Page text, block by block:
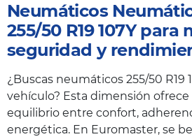
Neumáticos
255/50 R19 107Y para
seguridad y
¿Buscas neumáticos 255/50 R19
vehículo? Esta dimensión
equilibrio entre confort,
energética. En Euromaster, se